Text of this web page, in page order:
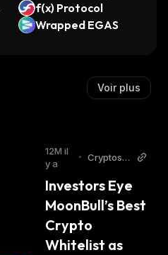
ners ETF (Ondo Tok
enized ETF)
f(x) Protocol
Wrapped EGAS
Voir plus
12M il
y a
• Cryptos N
Investors Eye
MoonBull’s Best
Crypto
Whitelist as